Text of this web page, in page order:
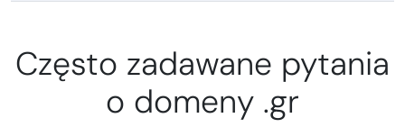
Często zadawane pytania
o domeny .gr